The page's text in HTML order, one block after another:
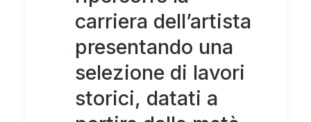
carriera dell’artista
presentando una
selezione di lavori
storici, datati a